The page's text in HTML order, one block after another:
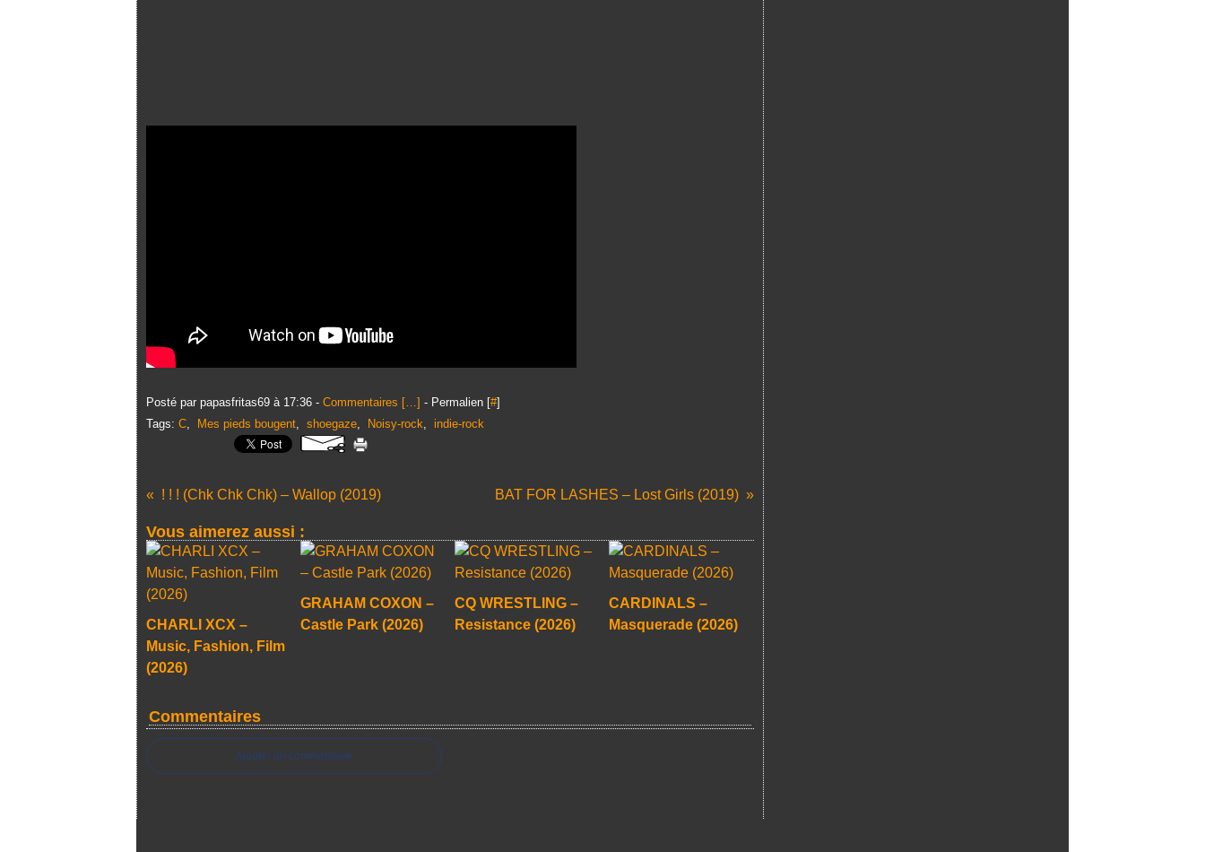
Posté par papasfritas69 à 17:36 - Commentaires […] - Permalien [#]
Tags: C, Mes pieds bougent, shoegaze, Noisy-rock, indie-rock
! ! ! (Chk Chk Chk) – Wallop (2019) BAT FOR LASHES – Lost Girls (2019)
Vous aimerez aussi :
CHARLI XCX –
Music, Fashion, Film
(2026)
GRAHAM COXON –
Castle Park (2026)
CQ WRESTLING –
Resistance (2026)
CARDINALS –
Masquerade (2026)
Commentaires
Ajouter un commentaire